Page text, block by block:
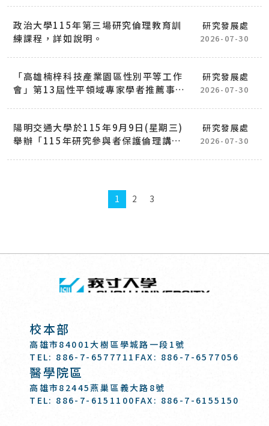
政治大學115年第三場研究倫理教育訓
練課程，詳如說明。
研究發展處
2026-07-30
「高雄楠梓科技產業園區性別平等工作
會」第13屆性平領域專家學者推薦事
研究發展處
2026-07-30
陽明交通大學於115年9月9日(星期三)
舉辦「115年研究參與者保護倫理講習
研究發展處
2026-07-30
1 2 3
回頂端
校本部
高雄市84001大樹區學城路一段1號
TEL: 886-7-6577711 FAX: 886-7-6577056
醫學院區
高雄市82445燕巢區義大路8號
TEL: 886-7-6151100 FAX: 886-7-6155150